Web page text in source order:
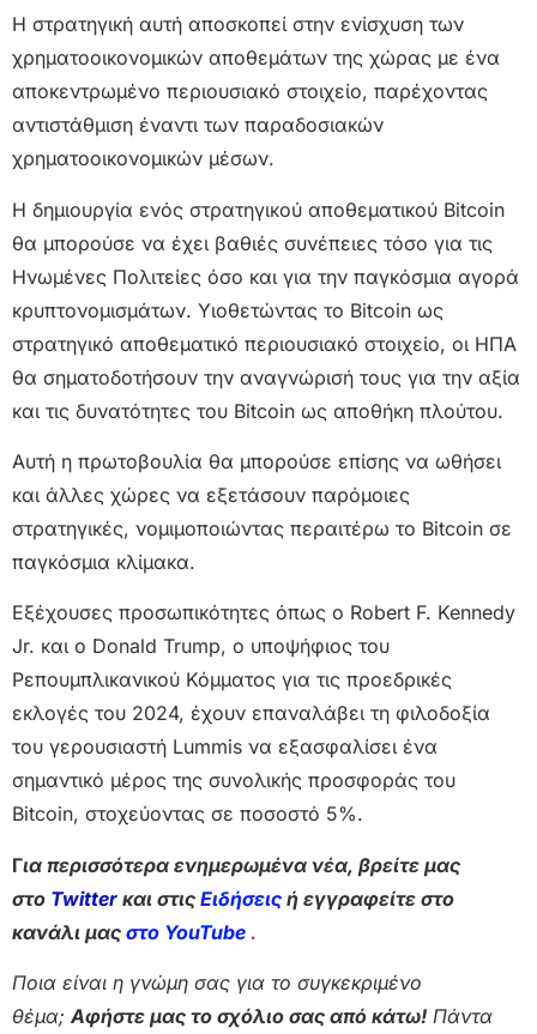
Η στρατηγική αυτή αποσκοπεί στην ενίσχυση των
χρηματοοικονομικών αποθεμάτων της χώρας με ένα
αποκεντρωμένο περιουσιακό στοιχείο, παρέχοντας
αντιστάθμιση έναντι των παραδοσιακών
χρηματοοικονομικών μέσων.
Η δημιουργία ενός στρατηγικού αποθεματικού Bitcoin
θα μπορούσε να έχει βαθιές συνέπειες τόσο για τις
Ηνωμένες Πολιτείες όσο και για την παγκόσμια αγορά
κρυπτονομισμάτων. Υιοθετώντας το Bitcoin ως
στρατηγικό αποθεματικό περιουσιακό στοιχείο, οι ΗΠΑ
θα σηματοδοτήσουν την αναγνώρισή τους για την αξία
και τις δυνατότητες του Bitcoin ως αποθήκη πλούτου.
Αυτή η πρωτοβουλία θα μπορούσε επίσης να ωθήσει
και άλλες χώρες να εξετάσουν παρόμοιες
στρατηγικές, νομιμοποιώντας περαιτέρω το Bitcoin σε
παγκόσμια κλίμακα.
Εξέχουσες προσωπικότητες όπως ο Robert F. Kennedy
Jr. και ο Donald Trump, ο υποψήφιος του
Ρεπουμπλικανικού Κόμματος για τις προεδρικές
εκλογές του 2024, έχουν επαναλάβει τη φιλοδοξία
του γερουσιαστή Lummis να εξασφαλίσει ένα
σημαντικό μέρος της συνολικής προσφοράς του
Bitcoin, στοχεύοντας σε ποσοστό 5%.
Για περισσότερα ενημερωμένα νέα, βρείτε μας
στο Twitter και στις Ειδήσεις ή εγγραφείτε στο
κανάλι μας στο YouTube .
Ποια είναι η γνώμη σας για το συγκεκριμένο
θέμα;Αφήστε μας το σχόλιο σας από κάτω! Πάντα